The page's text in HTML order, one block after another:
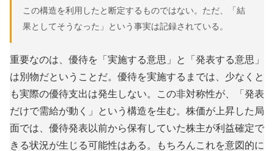
この構造を利用したと断定するものではない。ただ、「結
果としてそうなった」という事実は記録されている。
重要なのは、優待を「実施する意思」と「発表する意思」
は別物だということだ。優待を実施するまでは、少なくと
も実際の優待支出は発生しない。この非対称性が、「発表
だけで需給が動く」という構造を生む。株価が上昇した局
面では、優待発表以前から保有していた株主が利益確定で
きる状況が生じる可能性はある。もちろんこれを意図的に